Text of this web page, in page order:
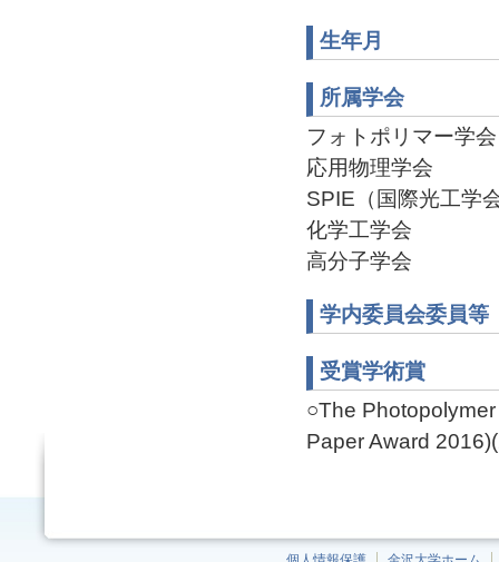
生年月
所属学会
フォトポリマー学会
応用物理学会
SPIE（国際光工学
化学工学会
高分子学会
学内委員会委員等
受賞学術賞
○The
Paper Award
個人情報保護 金沢大学ホーム